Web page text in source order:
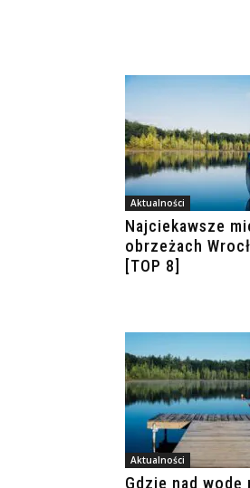
Aktualności
Najciekawsze
obrzeżach
[TOP 8]
Aktualności
Gdzie nad wodę